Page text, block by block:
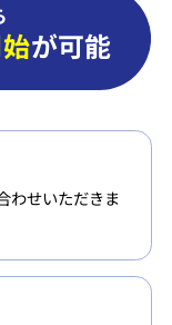
が可能
わせいただきま